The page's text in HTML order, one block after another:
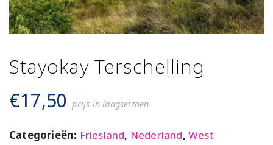
Stayokay Terschelling
€17,50 prijs in laagseizoen
Categorieën: Friesland, Nederland,West